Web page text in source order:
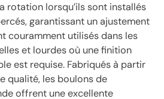
rotation lorsqu’ils sont installés
garantissant un ajustement
couramment utilisés dans les
et lourdes où une finition
est requise. Fabriqués à partir
qualité, les boulons de
offrent une excellente